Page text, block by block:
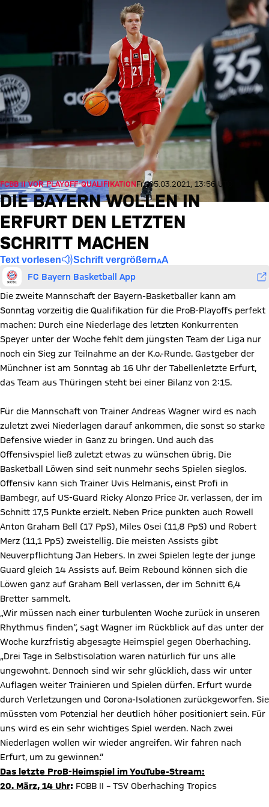
FCBB II VOR PLAYOFF-QUALIFIKATIONFr., 05.03.2021, 13:56 UTC
DIE BAYERN WOLLEN IN
ERFURT DEN LETZTEN
SCHRITT MACHEN
Text vorlesen Schrift vergrößern
FC Bayern Basketball App
Die zweite Mannschaft der Bayern-Basketballer kann am
Sonntag vorzeitig die Qualifikation für die ProB-Playoffs perfekt
machen: Durch eine Niederlage des letzten Konkurrenten
Speyer unter der Woche fehlt dem jüngsten Team der Liga nur
noch ein Sieg zur Teilnahme an der K.o.-Runde. Gastgeber der
Münchner ist am Sonntag ab 16 Uhr der Tabellenletzte Erfurt,
das Team aus Thüringen steht bei einer Bilanz von 2:15.
Für die Mannschaft von Trainer Andreas Wagner wird es nach
zuletzt zwei Niederlagen darauf ankommen, die sonst so starke
Defensive wieder in Ganz zu bringen. Und auch das
Offensivspiel ließ zuletzt etwas zu wünschen übrig. Die
Basketball Löwen sind seit nunmehr sechs Spielen sieglos.
Offensiv kann sich Trainer Uvis Helmanis, einst Profi in
Bambegr, auf US-Guard Ricky Alonzo Price Jr. verlassen, der im
Schnitt 17,5 Punkte erzielt. Neben Price punkten auch Rowell
Anton Graham Bell (17 PpS), Miles Osei (11,8 PpS) und Robert
Merz (11,1 PpS) zweistellig. Die meisten Assists gibt
Neuverpflichtung Jan Hebers. In zwei Spielen legte der junge
Guard gleich 14 Assists auf. Beim Rebound können sich die
Löwen ganz auf Graham Bell verlassen, der im Schnitt 6,4
Bretter sammelt.
„Wir müssen nach einer turbulenten Woche zurück in unseren
Rhythmus finden“, sagt Wagner im Rückblick auf das unter der
Woche kurzfristig abgesagte Heimspiel gegen Oberhaching.
„Drei Tage in Selbstisolation waren natürlich für uns alle
ungewohnt. Dennoch sind wir sehr glücklich, dass wir unter
Auflagen weiter Trainieren und Spielen dürfen. Erfurt wurde
durch Verletzungen und Corona-Isolationen zurückgeworfen. Sie
müssten vom Potenzial her deutlich höher positioniert sein. Für
uns wird es ein sehr wichtiges Spiel werden. Nach zwei
Niederlagen wollen wir wieder angreifen. Wir fahren nach
Erfurt, um zu gewinnen.“
Das letzte ProB-Heimspiel im YouTube-Stream:
20. März, 14 Uhr: FCBB II – TSV Oberhaching Tropics